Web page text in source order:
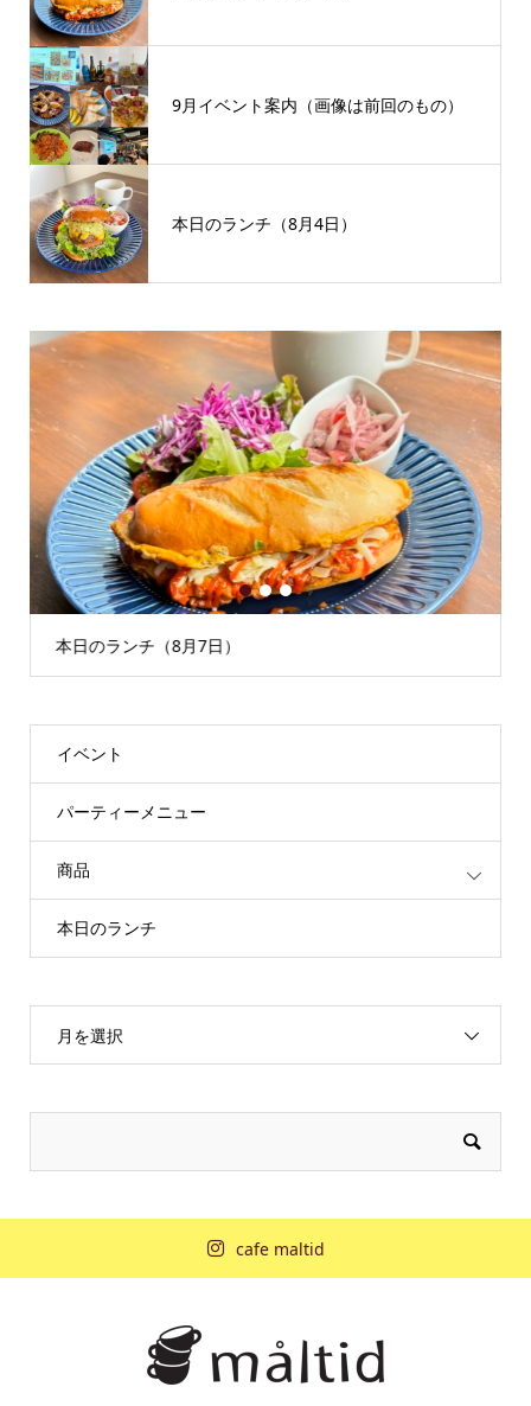
9月イベント案内（画像は前回のもの）
本日のランチ（8月4日）
本日のランチ（8月7日）
1 2 3
イベント
パーティーメニュー
商品
本日のランチ
月を選択
cafe maltid